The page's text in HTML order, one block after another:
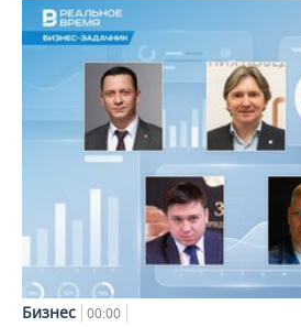
Бизнес 00:00